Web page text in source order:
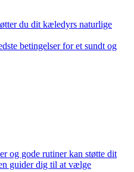
du dit kæledyrs naturlige
betingelser for et sundt og
og gode rutiner kan støtte dit
guider dig til at vælge